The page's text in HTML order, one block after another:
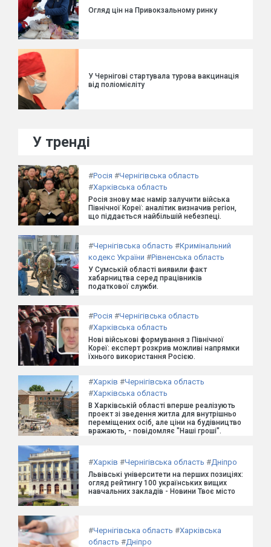
Огляд цін на Привокзальному ринку
У Чернігові стартувала турова вакцинація
від поліомієліту
У тренді
#Росія #Чернігівська область
#Харківська область
Росія знову має намір залучити війська
Північної Кореї: аналітик визначив регіон,
що піддається найбільшій небезпеці.
#Чернігівська область #Кримінальний
кодекс України #Рівненська область
У Сумській області виявили факт
хабарництва серед працівників
податкової служби.
#Росія #Чернігівська область
#Харківська область
Нові військові формування з Північної
Кореї: експерт розкрив можливі напрямки
їхнього використання Росією.
#Харків #Чернігівська область
#Харківська область
В Харківській області вперше реалізують
проект зі зведення житла для внутрішньо
переміщених осіб, але ціни на будівництво
вражають, - повідомляє "Наші гроші".
#Харків #Чернігівська область #Дніпро
Львівські університети на перших позиціях:
огляд рейтингу 100 українських вищих
навчальних закладів - Новини Твоє місто
#Чернігівська область #Харківська
область #Дніпро